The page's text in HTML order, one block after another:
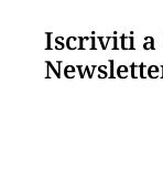
Iscriviti a